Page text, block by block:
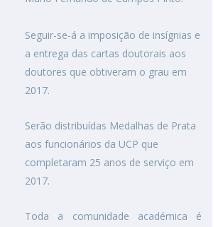
Seguir-se-á a imposição de insígnias e
a entrega das cartas doutorais aos
doutores que obtiveram o grau em
2017.
Serão distribuídas Medalhas de Prata
aos funcionários da UCP que
completaram 25 anos de serviço em
2017.
Toda a comunidade académica é